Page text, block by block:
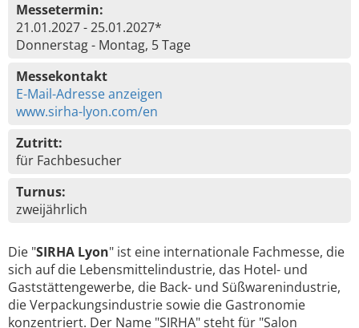
Messetermin:
21.01.2027 - 25.01.2027*
Donnerstag - Montag, 5 Tage
Messekontakt
E-Mail-Adresse anzeigen
www.sirha-lyon.com/en
Zutritt:
für Fachbesucher
Turnus:
zweijährlich
Die "SIRHA Lyon" ist eine internationale Fachmesse, die
sich auf die Lebensmittelindustrie, das Hotel- und
Gaststättengewerbe, die Back- und Süßwarenindustrie,
die Verpackungsindustrie sowie die Gastronomie
konzentriert. Der Name "SIRHA" steht für "Salon